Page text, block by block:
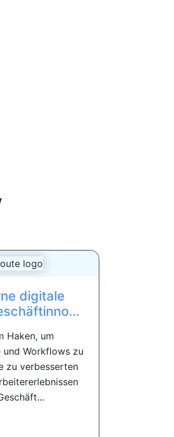
digitale
Haken, um
und Workflows zu
zu verbesserten